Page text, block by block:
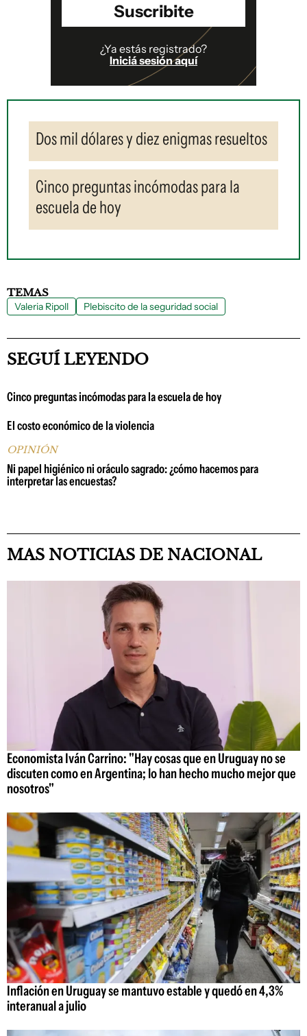
Suscribite
¿Ya estás registrado?
Iniciá sesión aquí
Dos mil dólares y diez enigmas resueltos
Cinco preguntas incómodas para la
escuela de hoy
TEMAS
Valeria Ripoll Plebiscito de la seguridad social
SEGUÍ LEYENDO
Cinco preguntas incómodas para la escuela de hoy
El costo económico de la violencia
OPINIÓN
Ni papel higiénico ni oráculo sagrado: ¿cómo hacemos para
interpretar las encuestas?
MAS NOTICIAS DE NACIONAL
Economista Iván Carrino: "Hay cosas que en Uruguay no se
discuten como en Argentina; lo han hecho mucho mejor que
nosotros"
Inflación en Uruguay se mantuvo estable y quedó en 4,3%
interanual a julio